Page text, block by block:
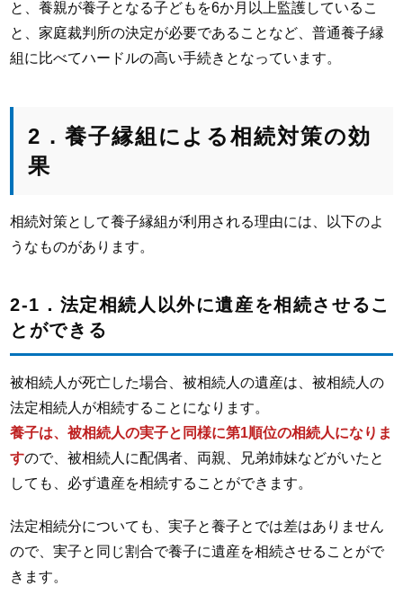
と、養親が養子となる子どもを6か月以上監護しているこ
と、家庭裁判所の決定が必要であることなど、普通養子縁
組に比べてハードルの高い手続きとなっています。
2．養子縁組による相続対策の効
果
相続対策として養子縁組が利用される理由には、以下のよ
うなものがあります。
2-1．法定相続人以外に遺産を相続させるこ
とができる
被相続人が死亡した場合、被相続人の遺産は、被相続人の
法定相続人が相続することになります。
養子は、被相続人の実子と同様に第1順位の相続人になりま
すので、被相続人に配偶者、両親、兄弟姉妹などがいたと
しても、必ず遺産を相続することができます。
法定相続分についても、実子と養子とでは差はありません
ので、実子と同じ割合で養子に遺産を相続させることがで
きます。